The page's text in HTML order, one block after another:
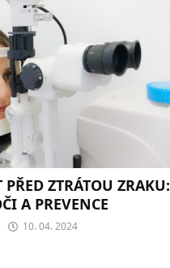
PŘED ZTRÁTOU ZRAKU:
A PREVENCE
10. 04. 2024